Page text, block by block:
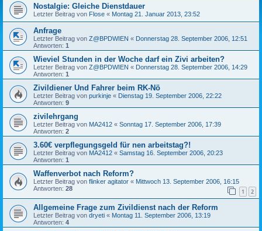
Nostalgie: Gleiche Dienstdauer
Letzter Beitrag von Flose « Montag 21. Januar 2013, 23:52
Anfrage
Letzter Beitrag von Z@BPDWIEN « Donnerstag 28. September 2006, 12:51
Antworten: 1
Wieviel Stunden in der Woche darf ein Zivi arbeiten?
Letzter Beitrag von Z@BPDWIEN « Donnerstag 28. September 2006, 14:29
Antworten: 1
Zivildiener Und Fahrer beim RK-Nö
Letzter Beitrag von purkinje « Dienstag 19. September 2006, 22:22
Antworten: 9
zivilehrgang
Letzter Beitrag von MA2412 « Sonntag 17. September 2006, 17:39
Antworten: 2
3.60€ verpflegungsgeld für nen arbeitstag?!
Letzter Beitrag von MA2412 « Samstag 16. September 2006, 20:23
Antworten: 1
Waffenverbot nach Reform?
Letzter Beitrag von flinker agitator « Mittwoch 13. September 2006, 16:15
Antworten: 28 1 2
Allgemeine Frage zum Zivildienst nach der Reform
Letzter Beitrag von dryeti « Montag 11. September 2006, 13:19
Antworten: 4